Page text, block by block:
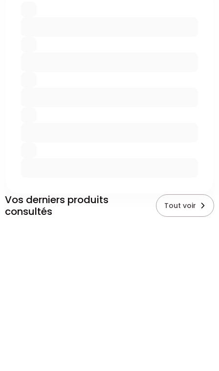
Vos derniers produits
consultés
Tout voir